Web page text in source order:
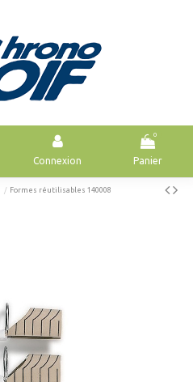
Connexion
0
Panier
Formes réutilisables 140008